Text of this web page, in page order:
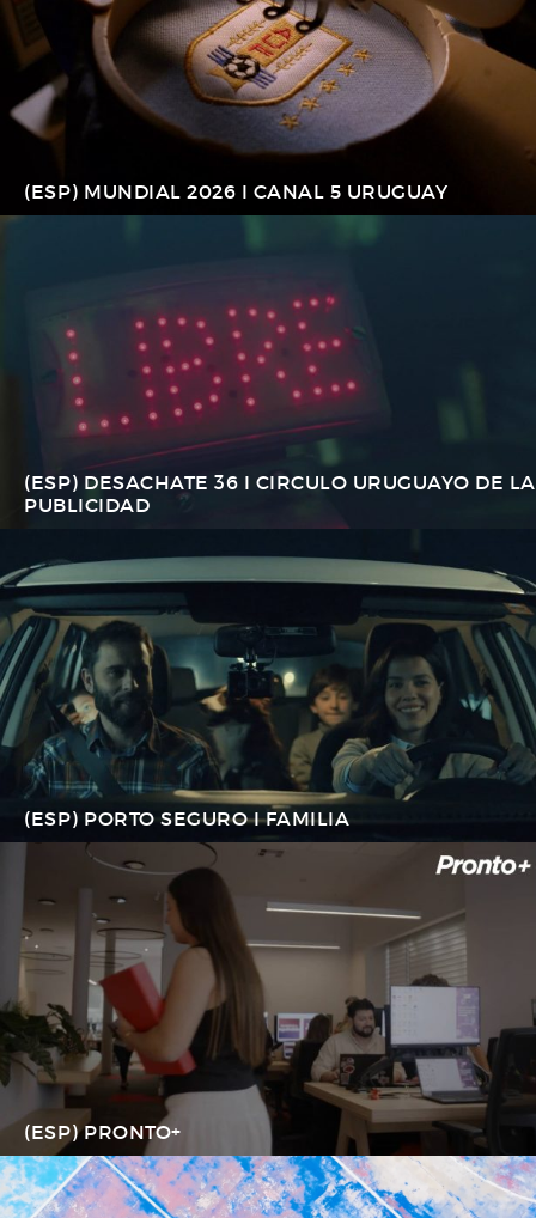
(ESP) MUNDIAL 2026 I CANAL 5 URUGUAY
(ESP) DESACHATE 36 I CIRCULO URUGUAYO DE LA
PUBLICIDAD
(ESP) PORTO SEGURO I FAMILIA
(ESP) PRONTO+